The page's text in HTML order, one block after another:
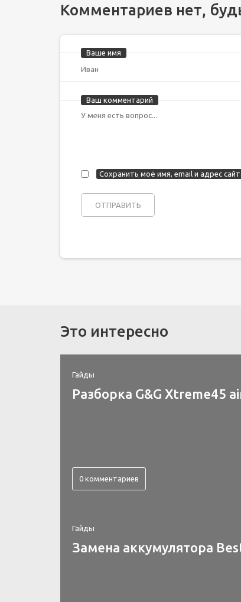
Комментариев нет,
Ваше имя
Ваш комментарий
Сохранить моё имя, email и адрес
Это интересно
Гайды
Разборка G&G Xtreme45
0 комментариев
Гайды
Замена аккумулятора